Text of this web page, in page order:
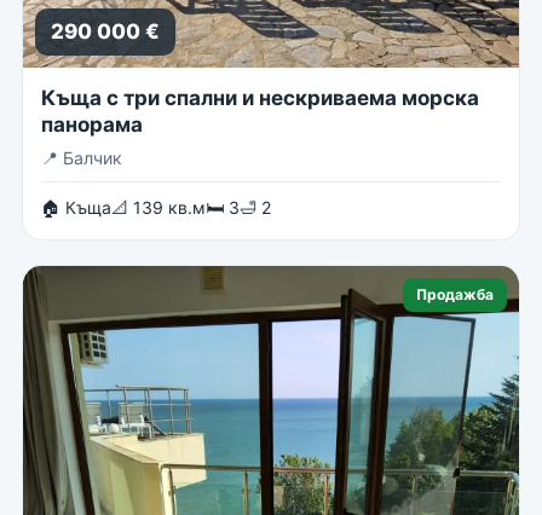
290 000 €
Къща с три спални и нескриваема морска
панорама
📍 Балчик
🏠 Къща📐 139 кв.м🛏 3🛁 2
Продажба